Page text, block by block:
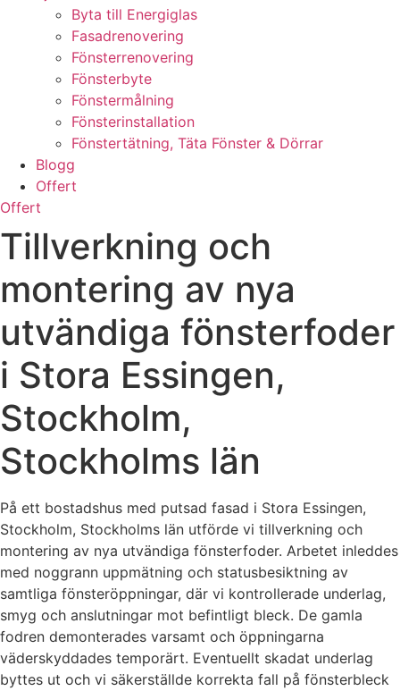
Byta till Energiglas
Fasadrenovering
Fönsterrenovering
Fönsterbyte
Fönstermålning
Fönsterinstallation
Fönstertätning, Täta Fönster & Dörrar
Blogg
Offert
Offert
Tillverkning och
montering av nya
utvändiga fönsterfoder
i Stora Essingen,
Stockholm,
Stockholms län
På ett bostadshus med putsad fasad i Stora Essingen,
Stockholm, Stockholms län utförde vi tillverkning och
montering av nya utvändiga fönsterfoder. Arbetet inleddes
med noggrann uppmätning och statusbesiktning av
samtliga fönsteröppningar, där vi kontrollerade underlag,
smyg och anslutningar mot befintligt bleck. De gamla
fodren demonterades varsamt och öppningarna
väderskyddades temporärt. Eventuellt skadat underlag
byttes ut och vi säkerställde korrekta fall på fönsterbleck